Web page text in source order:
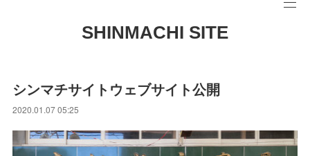
SHINMACHI SITE
シンマチサイトウェブサイト公開
2020.01.07 05:25